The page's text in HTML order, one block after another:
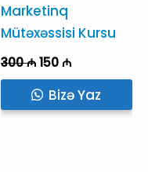
Marketinq
Mütəxəssisi Kursu
300₼ Original
was:
300 ₼.
150₼Current
is:
150 ₼.
Bizə Yaz